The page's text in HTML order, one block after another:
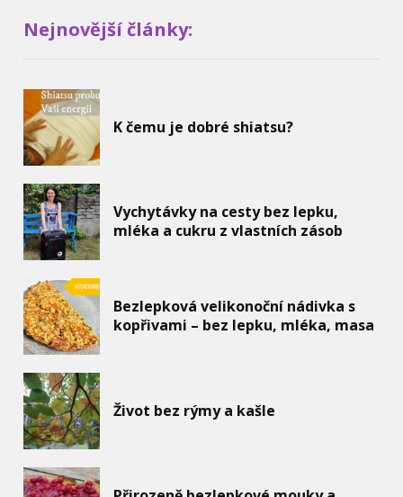
Nejnovější články:
K čemu je dobré shiatsu?
Vychytávky na cesty bez lepku,
mléka a cukru z vlastních zásob
Bezlepková velikonoční nádivka s
kopřivami – bez lepku, mléka, masa
Život bez rýmy a kašle